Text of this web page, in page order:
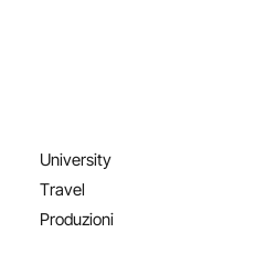
University
Travel
Produzioni